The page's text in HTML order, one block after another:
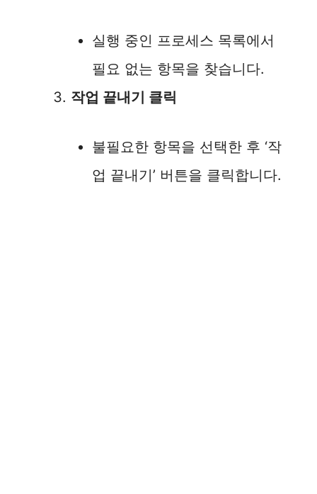
실행 중인 프로세스 목록에서
필요 없는 항목을 찾습니다.
작업 끝내기 클릭
불필요한 항목을 선택한 후 ‘작
업 끝내기’ 버튼을 클릭합니다.